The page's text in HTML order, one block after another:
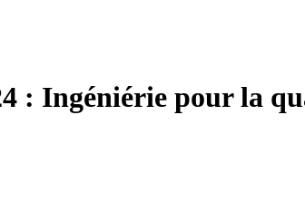
: Ingéniérie pour la